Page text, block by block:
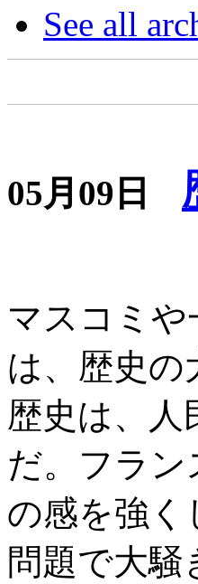
See all
05月09日
マスコミ
は、歴史
歴史は、
だ。フラン
の感を強く
問題で大